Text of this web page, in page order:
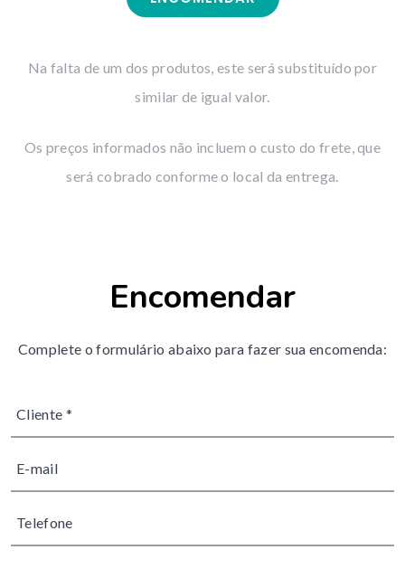
Na falta de um dos produtos, este será substituído por
similar de igual valor.
Os preços informados não incluem o custo do frete, que
será cobrado conforme o local da entrega.
Encomendar
Complete o formulário abaixo para fazer sua encomenda: